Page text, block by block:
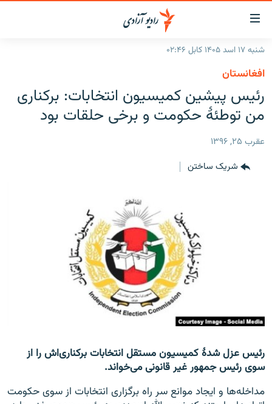
لینک‌های
قابل
دسترسی
به
متن
اصلی
بازگشت
منوی
مراجعه
افغانستان
جهان
خبرها
مصاحبه‌ها
برنامه‌ها
صفحه پشتو
به ما بپیوندید
شنبه ۱۷ اسد ۱۴۰۵ کابل ۰۲:۴۶
افغانستان
رئیس پیشین کمیسیون انتخابات: برکناری
من توطئۀ حکومت و برخی حلقات بود
عقرب ۲۵, ۱۳۹۶
شریک ساختن
رئیس عزل شدۀ کمیسیون مستقل انتخابات برکناری‌اش را از
سوی رئیس جمهور غیر قانونی می‌خواند.
مداخله‌ها و ایجاد موانع سر راه برگزاری انتخابات از سوی حکومت